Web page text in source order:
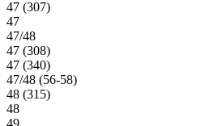
47 (307)
47
47/48
47 (308)
47 (340)
47/48 (56-58)
48 (315)
48
49